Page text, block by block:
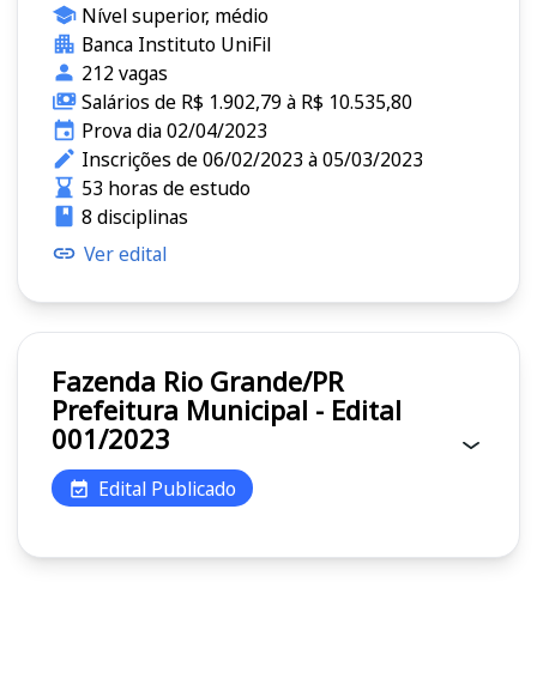
Nível superior, médio
Banca Instituto UniFil
212 vagas
Salários de R$ 1.902,79 à R$ 10.535,80
Prova dia 02/04/2023
Inscrições de 06/02/2023 à 05/03/2023
53 horas de estudo
8 disciplinas
Ver edital
Fazenda Rio Grande/PR
Prefeitura Municipal - Edital
001/2023
Edital Publicado